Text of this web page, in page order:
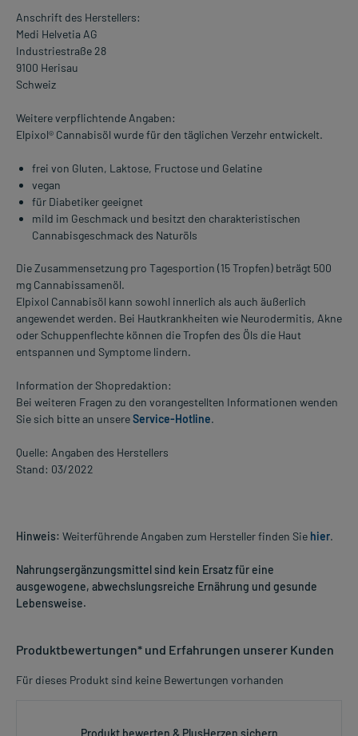
Anschrift des Herstellers:
Medi Helvetia AG
Industriestraße 28
9100 Herisau
Schweiz
Weitere verpflichtende Angaben:
Elpixol® Cannabisöl wurde für den täglichen Verzehr entwickelt.
frei von Gluten, Laktose, Fructose und Gelatine
vegan
für Diabetiker geeignet
mild im Geschmack und besitzt den charakteristischen
Cannabisgeschmack des Naturöls
Die Zusammensetzung pro Tagesportion (15 Tropfen) beträgt 500
mg Cannabissamenöl.
Elpixol Cannabisöl kann sowohl innerlich als auch äußerlich
angewendet werden. Bei Hautkrankheiten wie Neurodermitis, Akne
oder Schuppenflechte können die Tropfen des Öls die Haut
entspannen und Symptome lindern.
Information der Shopredaktion:
Bei weiteren Fragen zu den vorangestellten Informationen wenden
Sie sich bitte an unsereService-Hotline.
Quelle: Angaben des Herstellers
Stand: 03/2022
Hinweis: Weiterführende Angaben zum Hersteller finden Sie hier.
Nahrungsergänzungsmittel sind kein Ersatz für eine
ausgewogene, abwechslungsreiche Ernährung und gesunde
Lebensweise.
Produktbewertungen* und Erfahrungen unserer Kunden
Für dieses Produkt sind keine Bewertungen vorhanden
Produkt bewerten & PlusHerzen sichern